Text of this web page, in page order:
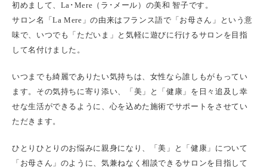
初めまして、La･Mere（ラ･メール）の美和 智子です。
サロン名「La Mere」の由来はフランス語で「お母さん」という意
味で、いつでも「ただいま」と気軽に遊びに行けるサロンを目指
して名付けました。
いつまでも綺麗でありたい気持ちは、女性なら誰しもがもってい
ます。その気持ちに寄り添い、「美」と「健康」を日々追及し幸
せな生活ができるように、心を込めた施術でサポートをさせてい
ただきます。
ひとりひとりのお悩みに親身になり、「美」と「健康」について
「お母さん」のように、気兼ねなく相談できるサロンを目指して